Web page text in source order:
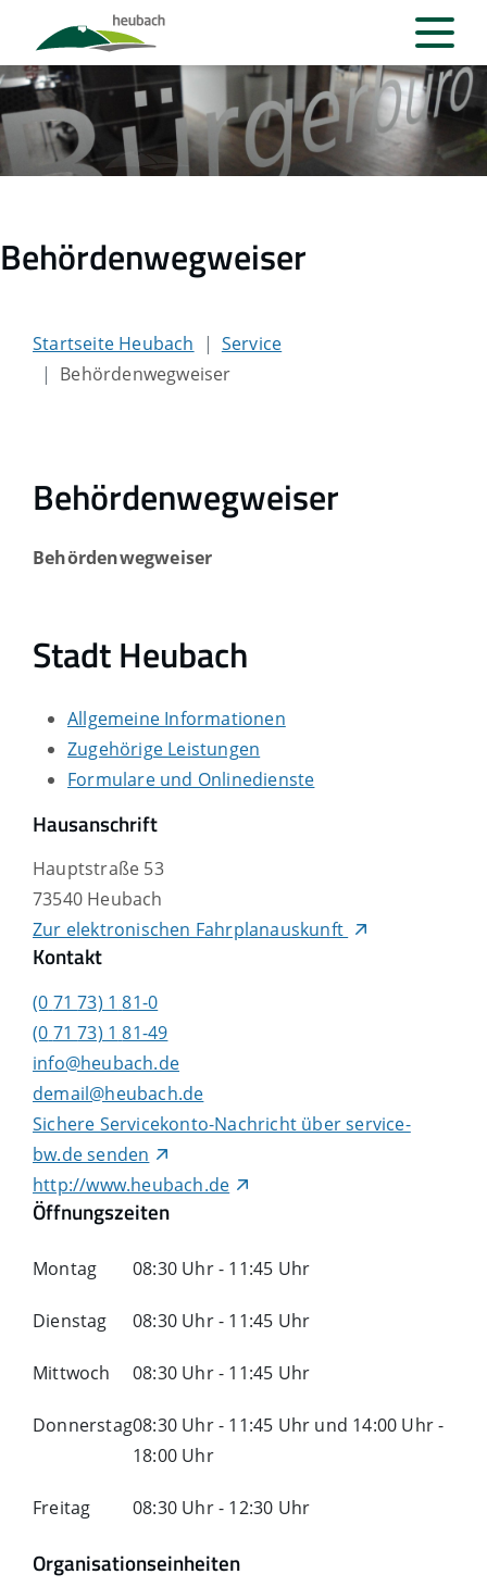
Behördenwegweiser
Startseite Heubach
Service
Behördenwegweiser
Behördenwegweiser
Behördenwegweiser
Stadt Heubach
Allgemeine Informationen
Zugehörige Leistungen
Formulare und Onlinedienste
Hausanschrift
Hauptstraße 53
73540 Heubach
Zur elektronischen Fahrplanauskunft
Kontakt
(0 71 73) 1 81-0
(0 71 73) 1 81-49
info@heubach.de
demail@heubach.de
Sichere Servicekonto-Nachricht über service-
bw.de senden
http://www.heubach.de
Öffnungszeiten
Montag 08:30 Uhr- 11:45 Uhr
Dienstag 08:30 Uhr- 11:45 Uhr
Mittwoch 08:30 Uhr- 11:45 Uhr
Donnerstag08:30 Uhr- 11:45 Uhr und 14:00 Uhr-
18:00 Uhr
Freitag 08:30 Uhr- 12:30 Uhr
Organisationseinheiten